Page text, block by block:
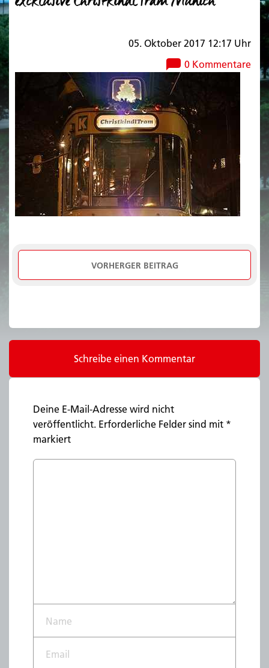
05. Oktober 2017 12:17 Uhr
0 Kommentare
VORHERGER BEITRAG
Schreibe einen Kommentar
Deine E-Mail-Adresse wird nicht
veröffentlicht. Erforderliche Felder sind mit *
markiert